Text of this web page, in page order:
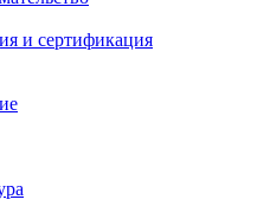
и сертификация